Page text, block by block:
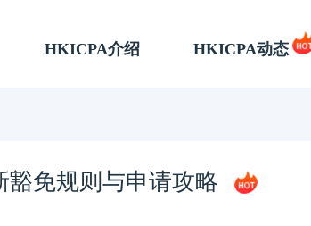
HKICPA介绍 HKICPA动态
免规则与申请攻略